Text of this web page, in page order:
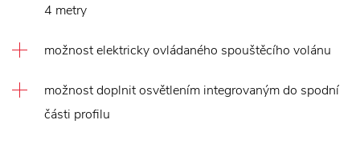
4 metry
možnost elektricky ovládaného spouštěcího volánu
možnost doplnit osvětlením integrovaným do spodní
části profilu